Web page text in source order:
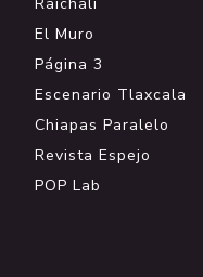
El Muro
Página 3
Escenario Tlaxcala
Chiapas Paralelo
Revista Espejo
POP Lab